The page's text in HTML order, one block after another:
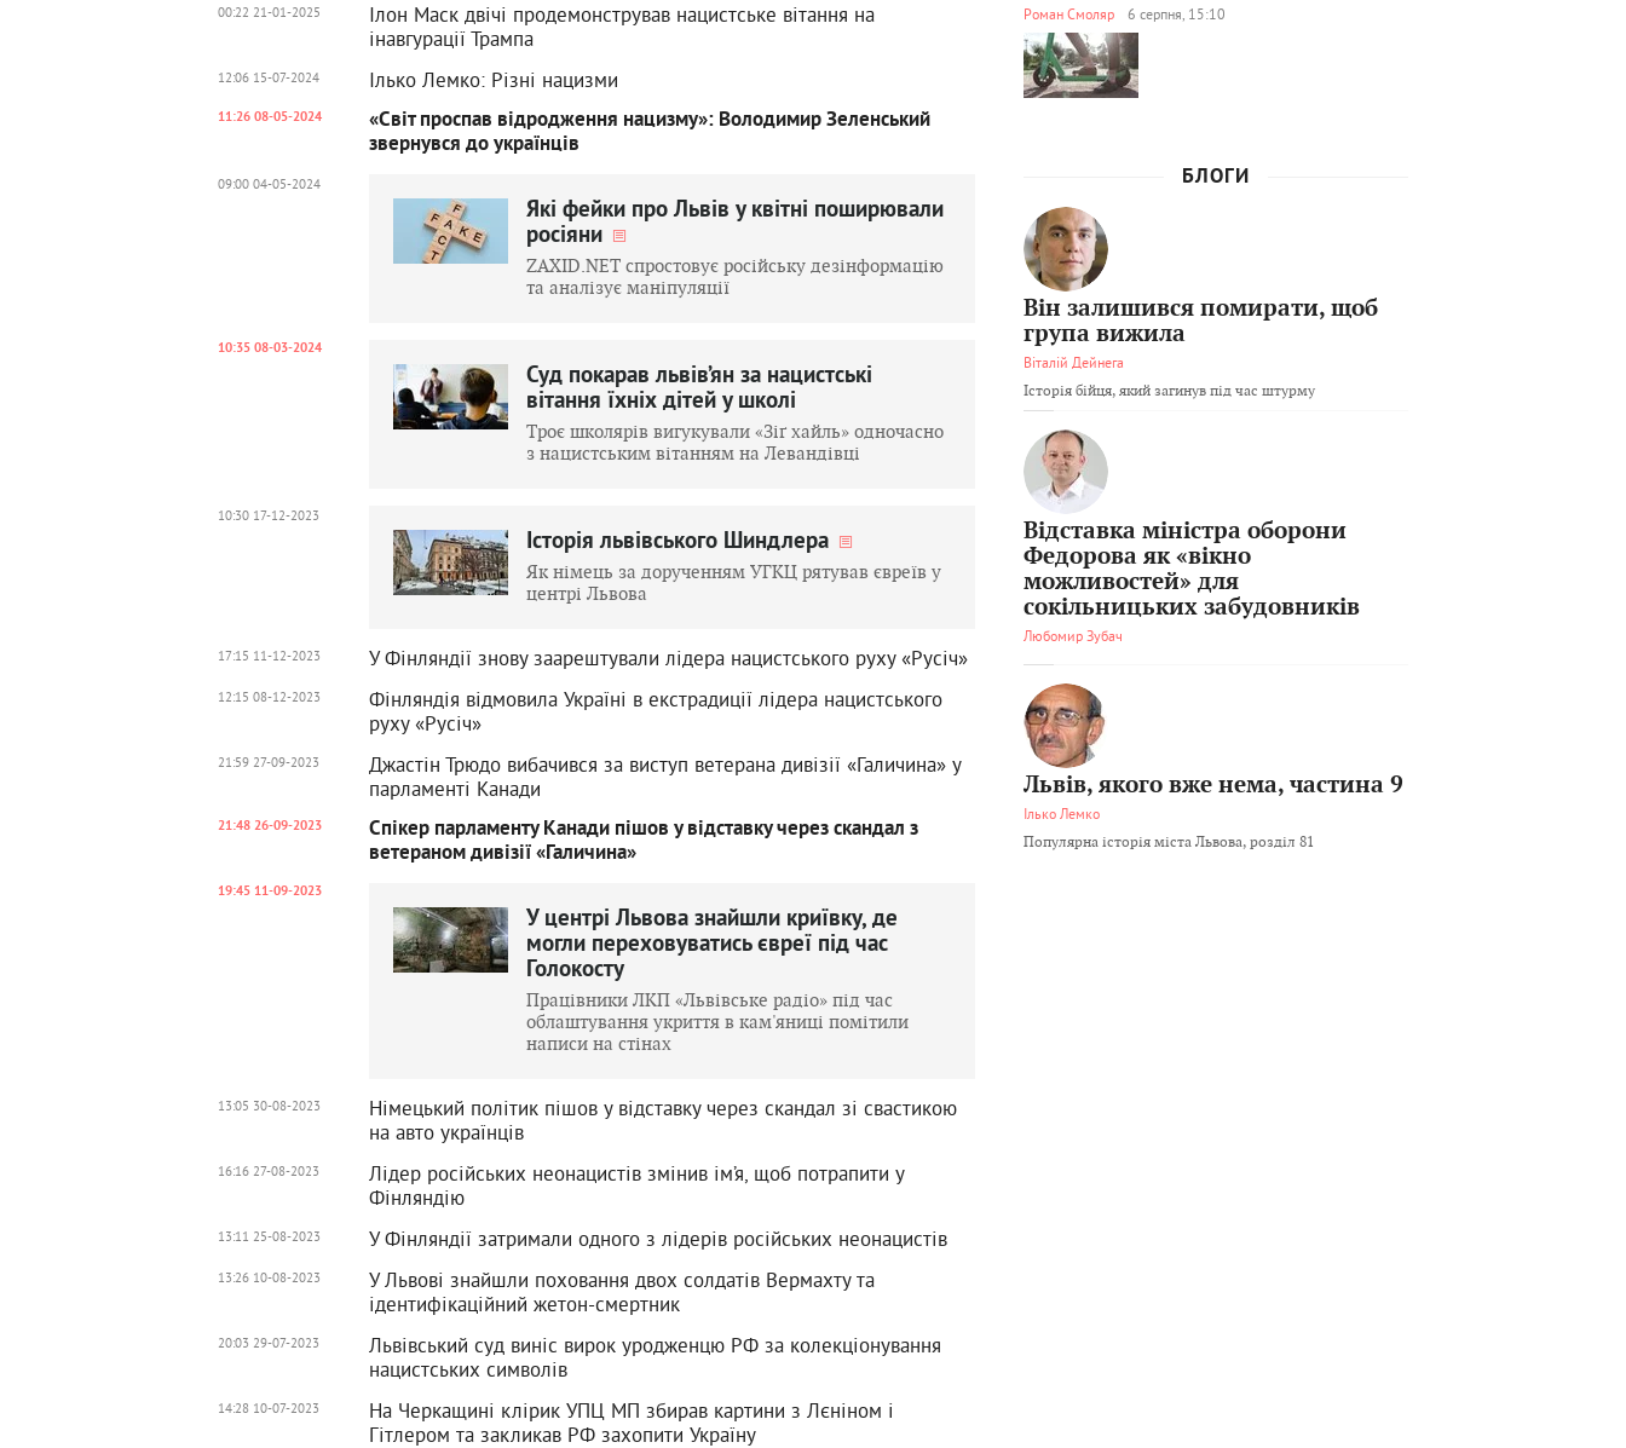
00:22 21-01-2025
Ілон Маск двічі продемонстрував нацистське вітання на
інавгурації Трампа
12:06 15-07-2024 Ілько Лемко: Різні нацизми
11:26 08-05-2024
«Світ проспав відродження нацизму»: Володимир Зеленський
звернувся до українців
09:00 04-05-2024
Які фейки про Львів у квітні поширювали
росіяни
ZAXID.NET спростовує російську дезінформацію
та аналізує маніпуляції
10:35 08-03-2024
Суд покарав львів’ян за нацистські
вітання їхніх дітей у школі
Троє школярів вигукували «Зіґ хайль» одночасно
з нацистським вітанням на Левандівці
10:30 17-12-2023
Історія львівського Шиндлера
Як німець за дорученням УГКЦ рятував євреїв у
центрі Львова
17:15 11-12-2023 У Фінляндії знову заарештували лідера нацистського руху «Русіч»
12:15 08-12-2023
Фінляндія відмовила Україні в екстрадиції лідера нацистського
руху «Русіч»
21:59 27-09-2023
Джастін Трюдо вибачився за виступ ветерана дивізії «Галичина» у
парламенті Канади
21:48 26-09-2023
Спікер парламенту Канади пішов у відставку через скандал з
ветераном дивізії «Галичина»
19:45 11-09-2023
У центрі Львова знайшли криївку, де
могли переховуватись євреї під час
Голокосту
Працівники ЛКП «Львівське радіо» під час
облаштування укриття в кам'яниці помітили
написи на стінах
13:05 30-08-2023
Німецький політик пішов у відставку через скандал зі свастикою
на авто українців
16:16 27-08-2023
Лідер російських неонацистів змінив ім’я, щоб потрапити у
Фінляндію
13:11 25-08-2023 У Фінляндії затримали одного з лідерів російських неонацистів
13:26 10-08-2023
У Львові знайшли поховання двох солдатів Вермахту та
ідентифікаційний жетон-смертник
20:03 29-07-2023
Львівський суд виніс вирок уродженцю РФ за колекціонування
нацистських символів
14:28 10-07-2023
На Черкащині клірик УПЦ МП збирав картини з Лєніном і
Гітлером та закликав РФ захопити Україну
Роман Смоляр 6 серпня, 15:10
БЛОГИ
Він залишився помирати, щоб
група вижила
Віталій Дейнега
Історія бійця, який загинув під час штурму
Відставка міністра оборони
Федорова як «вікно
можливостей» для
сокільницьких забудовників
Любомир Зубач
Львів, якого вже нема, частина 9
Ілько Лемко
Популярна історія міста Львова, розділ 81